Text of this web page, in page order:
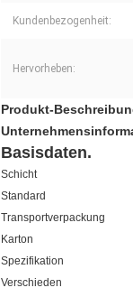
Kundenbezogenheit:
Hervorheben:
Produkt-
Basisdaten.
Schicht
Standard
Transportverpackung
Karton
Spezifikation
Verschieden